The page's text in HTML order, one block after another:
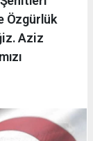
Özgürlük
Aziz